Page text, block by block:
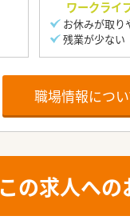
ワークライ
お休みが取り
残業が少ない
職場情報につ
この求人へ